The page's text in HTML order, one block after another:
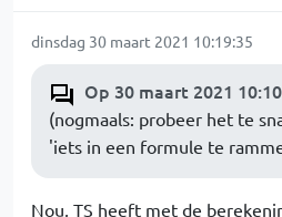
dinsdag 30 maart 2021 10:19:35
Op 30 maart 2021
(nogmaals: probeer het te
'iets in een formule te
Nou, TS heeft met de